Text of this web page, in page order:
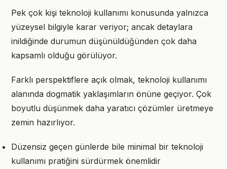
Pek çok kişi teknoloji kullanımı konusunda yalnızca
yüzeysel bilgiyle karar veriyor; ancak detaylara
inildiğinde durumun düşünüldüğünden çok daha
kapsamlı olduğu görülüyor.
Farklı perspektiflere açık olmak, teknoloji kullanımı
alanında dogmatik yaklaşımların önüne geçiyor. Çok
boyutlu düşünmek daha yaratıcı çözümler üretmeye
zemin hazırlıyor.
Düzensiz geçen günlerde bile minimal bir teknoloji
kullanımı pratiğini sürdürmek önemlidir